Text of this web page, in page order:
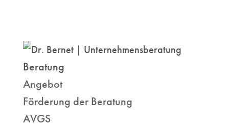
Beratung
Angebot
Förderung der Beratung
AVGS